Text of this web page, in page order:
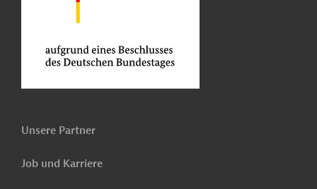
Unsere Partner
Job und Karriere